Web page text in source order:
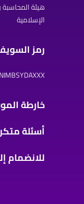
هيئة
الإسلامية
رمز
NIMBSYDAXXX
خارطة
أسئلة
للانضمام